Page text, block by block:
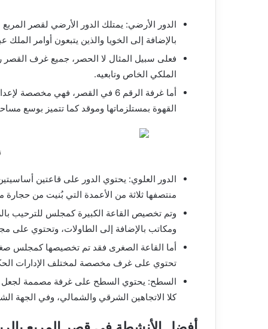
بالإضافة إلى الخويا والذين يتبعون أوامر الملك
الملكي الخاص وتابعيه.
أما غرفة الرقم 6 في القصر،
القهوة بمستلزماتها وموقد كما تتميز بوسع
منتصفها ثلاثة من الأعمدة التي بُنيت من
وتم تخصيص القاعة الكبيرة كمجلس للترحيب
ومكاتب بالإضافة إلى الطاولات، وتحتوي
أما القاعة الصغرى فقد تم تخصيصها كمجلس
تحتوي على غرف مخصصة لمختلف الإدارات
السطح: يحتوي السطح على غرفة مصممة لجعل
كلا الاتجاهين الشرقي والشمالي، وفي